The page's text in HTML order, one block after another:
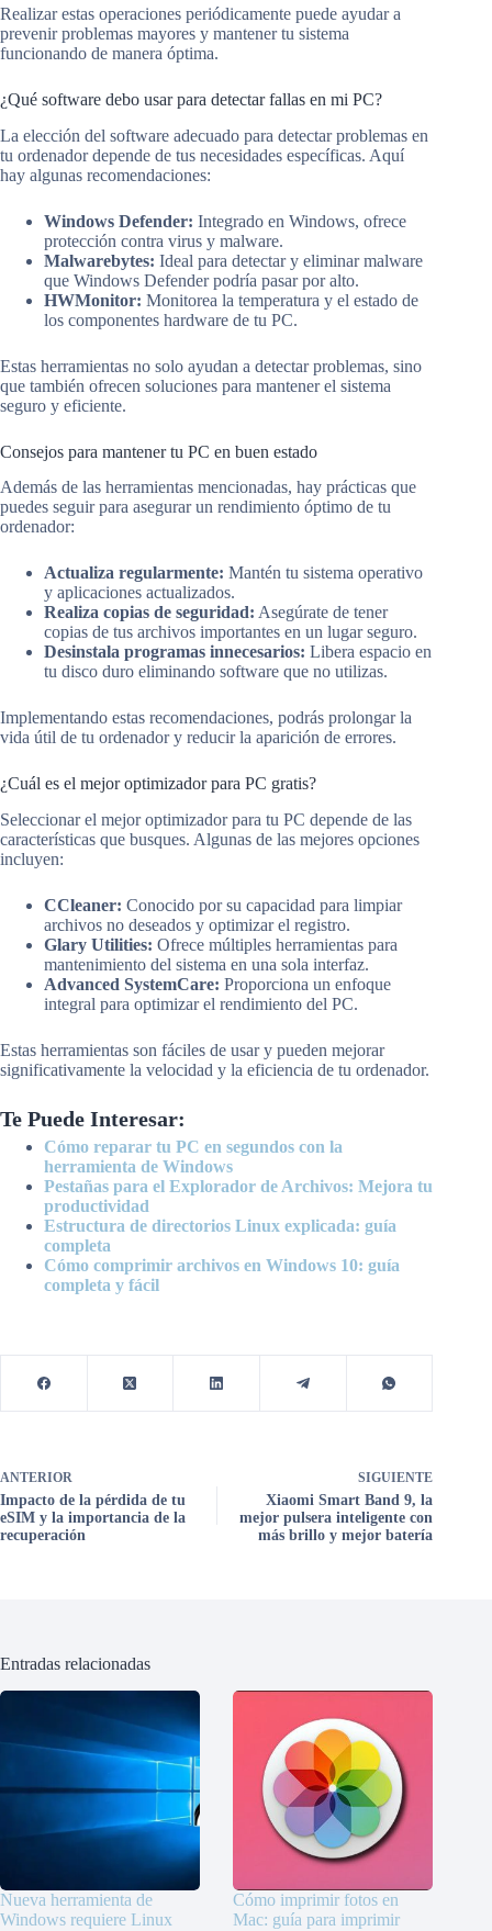
Realizar estas operaciones periódicamente puede ayudar a
prevenir problemas mayores y mantener tu sistema
funcionando de manera óptima.
¿Qué software debo usar para detectar fallas en mi PC?
La elección del software adecuado para detectar problemas en
tu ordenador depende de tus necesidades específicas. Aquí
hay algunas recomendaciones:
Windows Defender: Integrado en Windows, ofrece
protección contra virus y malware.
Malwarebytes: Ideal para detectar y eliminar malware
que Windows Defender podría pasar por alto.
HWMonitor: Monitorea la temperatura y el estado de
los componentes hardware de tu PC.
Estas herramientas no solo ayudan a detectar problemas, sino
que también ofrecen soluciones para mantener el sistema
seguro y eficiente.
Consejos para mantener tu PC en buen estado
Además de las herramientas mencionadas, hay prácticas que
puedes seguir para asegurar un rendimiento óptimo de tu
ordenador:
Actualiza regularmente: Mantén tu sistema operativo
y aplicaciones actualizados.
Realiza copias de seguridad: Asegúrate de tener
copias de tus archivos importantes en un lugar seguro.
Desinstala programas innecesarios: Libera espacio en
tu disco duro eliminando software que no utilizas.
Implementando estas recomendaciones, podrás prolongar la
vida útil de tu ordenador y reducir la aparición de errores.
¿Cuál es el mejor optimizador para PC gratis?
Seleccionar el mejor optimizador para tu PC depende de las
características que busques. Algunas de las mejores opciones
incluyen:
CCleaner: Conocido por su capacidad para limpiar
archivos no deseados y optimizar el registro.
Glary Utilities: Ofrece múltiples herramientas para
mantenimiento del sistema en una sola interfaz.
Advanced SystemCare: Proporciona un enfoque
integral para optimizar el rendimiento del PC.
Estas herramientas son fáciles de usar y pueden mejorar
significativamente la velocidad y la eficiencia de tu ordenador.
Te Puede Interesar:
Cómo reparar tu PC en segundos con la
herramienta de Windows
Pestañas para el Explorador de Archivos: Mejora tu
productividad
Estructura de directorios Linux explicada: guía
completa
Cómo comprimir archivos en Windows 10: guía
completa y fácil
ANTERIOR
Impacto de la pérdida de tu
eSIM y la importancia de la
recuperación
SIGUIENTE
Xiaomi Smart Band 9, la
mejor pulsera inteligente con
más brillo y mejor batería
Entradas relacionadas
Nueva herramienta de
Windows requiere Linux
Cómo imprimir fotos en
Mac: guía para imprimir